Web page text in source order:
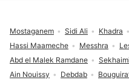
Mostaganem Sidi Ali Khadra
Hassi Maameche
Messhra
Abd el Malek Ramdane
Ain Nouissy
Debdab